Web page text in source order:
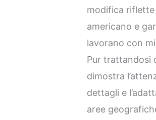
modifica riflette
americano e
lavorano con
Pur trattandosi
dimostra
dettagli e
aree